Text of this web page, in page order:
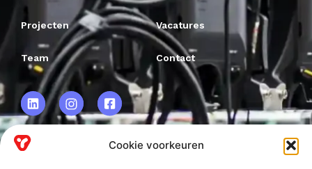
Cookie voorkeuren
Projecten Vacatures
Team Contact